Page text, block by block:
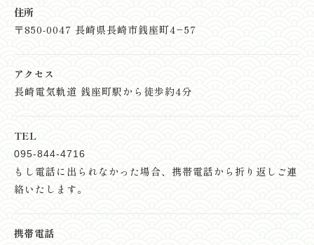
住所
〒850-0047 長崎県長崎市銭座町4−57
アクセス
長崎電気軌道 銭座町駅から徒歩約4分
TEL
095-844-4716
もし電話に出られなかった場合、 携帯電話から折り返しご連
絡いたします。
携帯電話